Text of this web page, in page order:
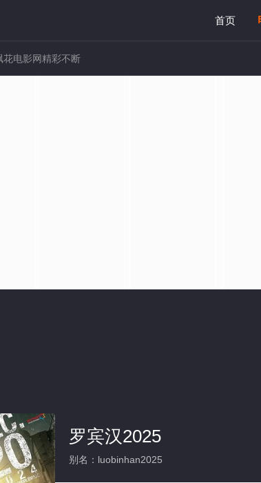
首页
罗宾汉2025
别名：luobinhan2025